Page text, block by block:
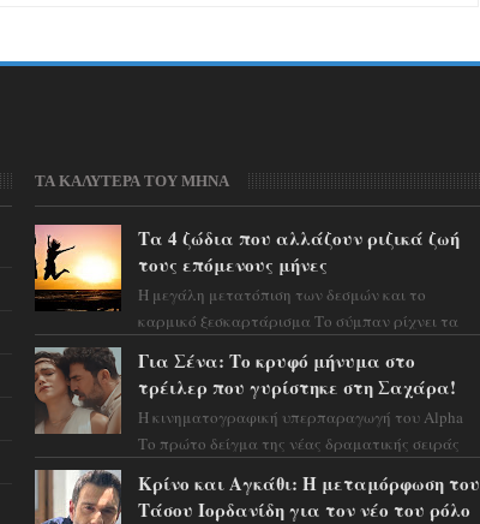
ΤΑ ΚΑΛΥΤΕΡΑ ΤΟΥ ΜΗΝΑ
Τα 4 ζώδια που αλλάζουν ριζικά ζωή
τους επόμενους μήνες
Η μεγάλη μετατόπιση των δεσμών και το
καρμικό ξεσκαρτάρισμα Το σύμπαν ρίχνει τα
προειδοποιεί: οι σελην...
Για Σένα: Το κρυφό μήνυμα στο
τρέιλερ που γυρίστηκε στη Σαχάρα!
Η κινηματογραφική υπερπαραγωγή του Alpha
Το πρώτο δείγμα της νέας δραματικής σειράς
κάθε π...
Κρίνο και Αγκάθι: Η μεταμόρφωση του
Τάσου Ιορδανίδη για τον νέο του ρόλο